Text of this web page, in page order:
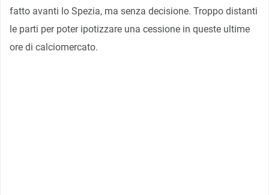
fatto avanti lo Spezia, ma senza decisione. Troppo distanti
le parti per poter ipotizzare una cessione in queste ultime
ore di calciomercato.